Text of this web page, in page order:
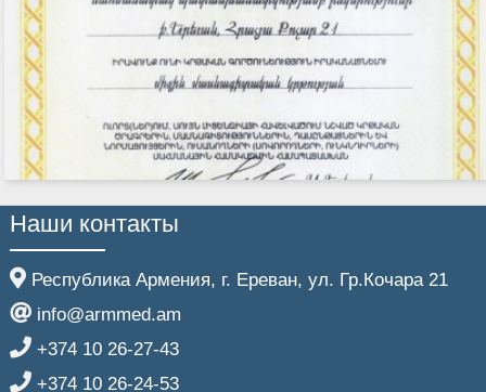
Наши контакты
Республика Армения, г. Ереван, ул. Гр.Кочара 21
info@armmed.am
+374 10 26-27-43
+374 10 26-24-53